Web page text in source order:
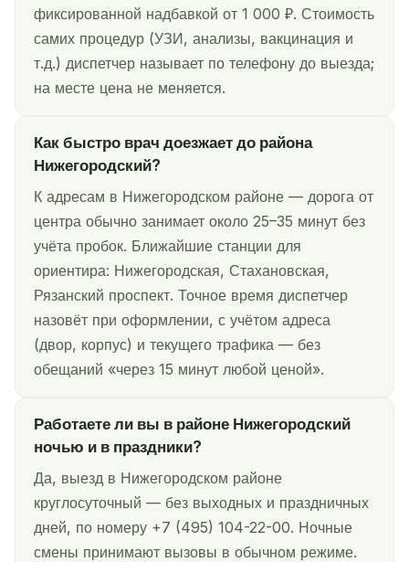
фиксированной надбавкой от 1 000 ₽. Стоимость
самих процедур (УЗИ, анализы, вакцинация и
т.д.) диспетчер называет по телефону до выезда;
на месте цена не меняется.
Как быстро врач доезжает до района
Нижегородский?
К адресам в Нижегородском районе — дорога от
центра обычно занимает около 25–35 минут без
учёта пробок. Ближайшие станции для
ориентира: Нижегородская, Стахановская,
Рязанский проспект. Точное время диспетчер
назовёт при оформлении, с учётом адреса
(двор, корпус) и текущего трафика — без
обещаний «через 15 минут любой ценой».
Работаете ли вы в районе Нижегородский
ночью и в праздники?
Да, выезд в Нижегородском районе
круглосуточный — без выходных и праздничных
дней, по номеру +7 (495) 104-22-00. Ночные
смены принимают вызовы в обычном режиме.